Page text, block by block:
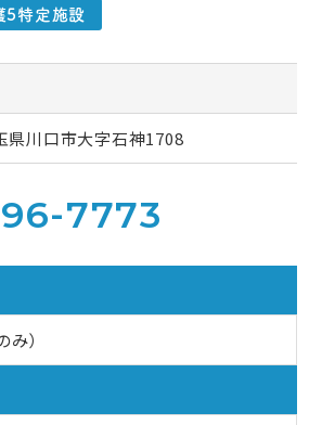
5特定施設
県川口市大字石神1708
7773
）